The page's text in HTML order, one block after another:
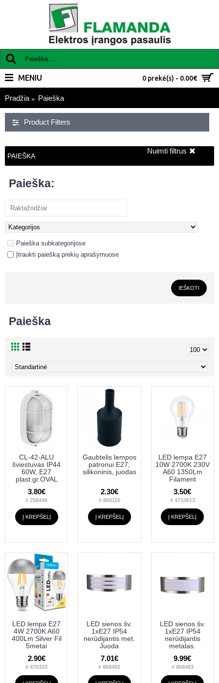
0 prekė(s) - 0.00€
MENIU
Pradžia Paieška
Product Filters
Nuimti filtrus
PAIEŠKA
Paieška:
Paieška subkategorijose
Įtraukti paiešką prekių aprašymuose
Paieška
CL-42-ALU
šviestuvas IP44
60W, E27
plast.gr.OVAL
3.80€
# 258440
Į KREPŠELĮ
Gaubtelis lempos
patronui E27,
silikoninis, juodas
2.30€
# 800110
Į KREPŠELĮ
LED lempa E27
10W 2700K 230V
A60 1350Lm
Filament
3.50€
# 4710613
Į KREPŠELĮ
LED lempa E27
4W 2700K A60
400Lm Silver Fil
5metai
2.90€
# 470333
LED sienos šv.
1xE27 IP54
nerūdijantis met.
Juoda
7.01€
# 868482
LED sienos šv.
1xE27 IP54
nerūdijantis
metalas.
9.99€
# 868483